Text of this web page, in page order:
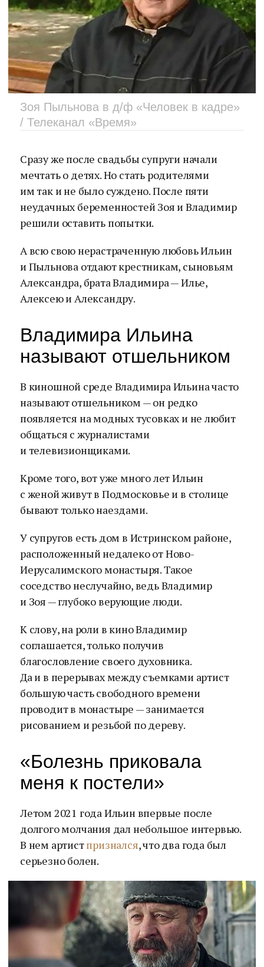
Зоя Пыльнова в д/ф «Человек в кадре»
/ Телеканал «Время»
Сразу же после свадьбы супруги начали
мечтать о детях. Но стать родителями
им так и не было суждено. После пяти
неудачных беременностей Зоя и Владимир
решили оставить попытки.
А всю свою нерастраченную любовь Ильин
и Пыльнова отдают крестникам, сыновьям
Александра, брата Владимира — Илье,
Алексею и Александру.
Владимира Ильина
называют отшельником
В киношной среде Владимира Ильина часто
называют отшельником — он редко
появляется на модных тусовках и не любит
общаться с журналистами
и телевизионщиками.
Кроме того, вот уже много лет Ильин
с женой живут в Подмосковье и в столице
бывают только наездами.
У супругов есть дом в Истринском районе,
расположенный недалеко от Ново-
Иерусалимского монастыря. Такое
соседство неслучайно, ведь Владимир
и Зоя — глубоко верующие люди.
К слову, на роли в кино Владимир
соглашается, только получив
благословление своего духовника.
Да и в перерывах между съемками артист
большую часть свободного времени
проводит в монастыре — занимается
рисованием и резьбой по дереву.
«Болезнь приковала
меня к постели»
Летом 2021 года Ильин впервые после
долгого молчания дал небольшое интервью.
В нем артистпризнался, что два года был
серьезно болен.